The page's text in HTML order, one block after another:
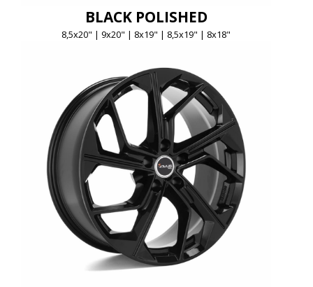
BLACK POLISHED
8,5x20" | 9x20" | 8x19" | 8,5x19" | 8x18"